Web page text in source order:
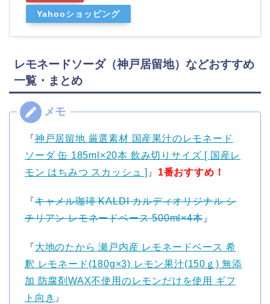
Yahooショッピング
レモネードソーダ（神戸居留地）などおすすめ
一覧・まとめ
『神戸居留地 厳選素材 国産果汁のレモネード
ソーダ 缶 185ml×20本 飲み切りサイズ [ 国産レ
モン はちみつ スカッシュ ] 』 1番おすすめ！
『キャメル珈琲 KALDI カルディオリジナル シ
チリアン レモネードベース 500ml×4本』
『大地のたから 瀬戸内産 レモネードベース 希
釈 レモネード(180g×3) レモン果汁(150ｇ) 無添
加 防腐剤WAX不使用のレモンだけを使用 ギフ
ト向き 』